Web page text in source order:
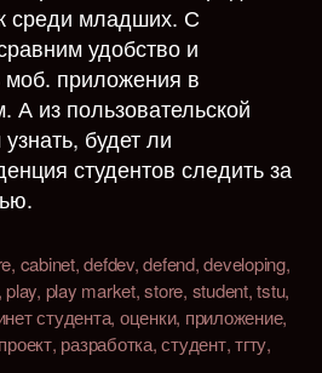
среди младших. С
удобство и
моб. приложения в
А из пользовательской
будет ли
студентов следить за
, cabinet,defdev,defend,developing,
play, play market,store, student,tstu,
студента, оценки, приложение,
проект, разработка,студент,тгту,